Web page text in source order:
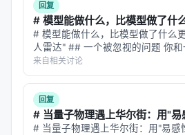
第二，低秩协方差假设。B_φ^T
——意味着它假设随机的不确定
维子空间中。对于很多物理系统
——不确定性的主要模式确实只
系统不满足这个假设？那些不确
所有模态上的系统——比如完全
低秩协方差很好地捕获。
回复
# 模型能做什么，比模型做了什
# 模型能做什么，比模型做了什么
人雷达" ## 一个被忽视的问题 你和
完成一项需要配合的任务。你不知
长什么、会不会突然掉链子。 你怎
么？ 人类解决这个问题靠"…
来自相关讨论
回复
# 当量子物理遇上华尔街：用"易
# 当量子物理遇上华尔街：用"易感